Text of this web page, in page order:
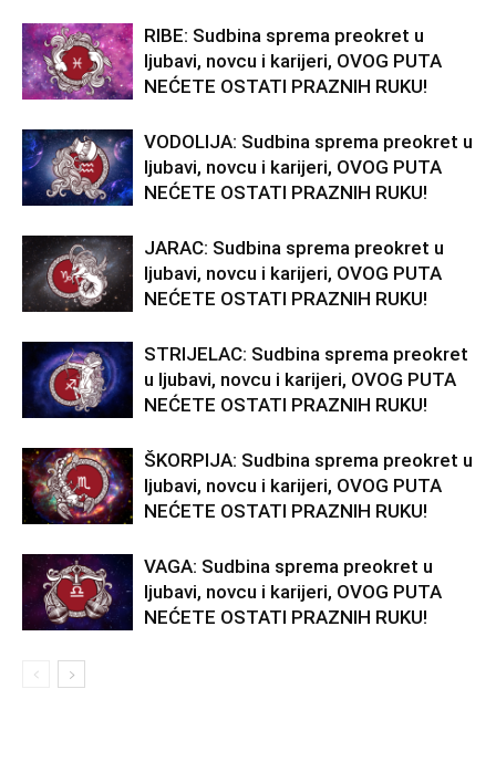
RIBE: Sudbina sprema preokret u
ljubavi, novcu i karijeri, OVOG PUTA
NEĆETE OSTATI PRAZNIH RUKU!
VODOLIJA: Sudbina sprema preokret u
ljubavi, novcu i karijeri, OVOG PUTA
NEĆETE OSTATI PRAZNIH RUKU!
JARAC: Sudbina sprema preokret u
ljubavi, novcu i karijeri, OVOG PUTA
NEĆETE OSTATI PRAZNIH RUKU!
STRIJELAC: Sudbina sprema preokret
u ljubavi, novcu i karijeri, OVOG PUTA
NEĆETE OSTATI PRAZNIH RUKU!
ŠKORPIJA: Sudbina sprema preokret u
ljubavi, novcu i karijeri, OVOG PUTA
NEĆETE OSTATI PRAZNIH RUKU!
VAGA: Sudbina sprema preokret u
ljubavi, novcu i karijeri, OVOG PUTA
NEĆETE OSTATI PRAZNIH RUKU!